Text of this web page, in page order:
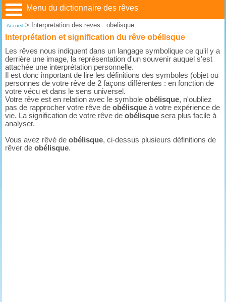
Menu du dictionnaire des rêves
Accueil> Interpretation des reves : obelisque
Interprétation et signification du rêve obélisque
Les rêves nous indiquent dans un langage symbolique ce qu'il y a
derrière une image, la représentation d'un souvenir auquel s'est
attachée une interprétation personnelle.
Il est donc important de lire les définitions des symboles (objet ou
personnes de votre rêve de 2 façons différentes : en fonction de
votre vécu et dans le sens universel.
Votre rêve est en relation avec le symboleobélisque, n'oubliez
pas de rapprocher votre rêve deobélisque à votre expérience de
vie. La signification de votre rêve deobélisque sera plus facile à
analyser.
Vous avez rêvé deobélisque, ci-dessus plusieurs définitions de
rêver deobélisque.